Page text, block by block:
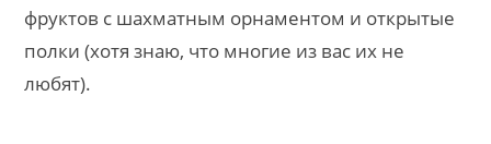
фруктов с шахматным орнаментом и открытые
полки (хотя знаю, что многие из вас их не
любят).